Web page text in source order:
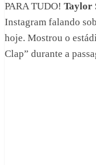
PARA TUDO! Taylor
Instagram falando
hoje. Mostrou o
Clap” durante a